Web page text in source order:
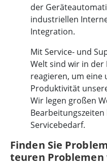
der
industriellen
Integration.
Mit Service- und
Welt sind wir in der
reagieren, um
Produktivität
Wir legen großen
Servicebedarf.
Finden Sie
teuren Problemen